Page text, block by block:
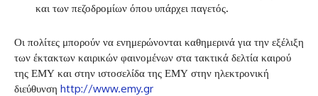
και των πεζοδρομίων όπου υπάρχει παγετός.
Οι πολίτες μπορούν να ενημερώνονται καθημερινά για την εξέλιξη
των έκτακτων καιρικών φαινομένων στα τακτικά δελτία καιρού
της ΕΜΥ και στην ιστοσελίδα της ΕΜΥ στην ηλεκτρονική
διεύθυνση http://www.emy.gr